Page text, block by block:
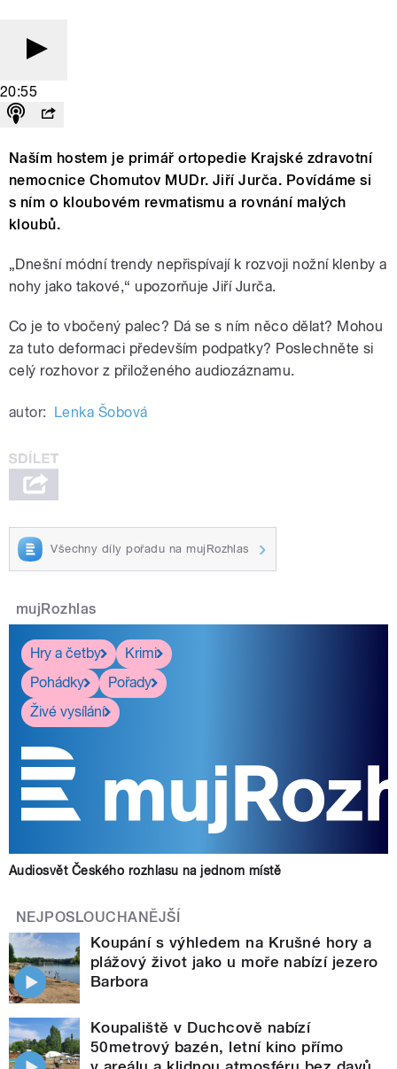
20:55
Naším hostem je primář ortopedie Krajské zdravotní
nemocnice Chomutov MUDr. Jiří Jurča. Povídáme si
s ním o kloubovém revmatismu a rovnání malých
kloubů.
„Dnešní módní trendy nepřispívají k rozvoji nožní klenby a
nohy jako takové,“ upozorňuje Jiří Jurča.
Co je to vbočený palec? Dá se s ním něco dělat? Mohou
za tuto deformaci především podpatky? Poslechněte si
celý rozhovor z přiloženého audiozáznamu.
autor: Lenka Šobová
Všechny díly pořadu na mujRozhlas
mujRozhlas
Hry a četby
Krimi
Pohádky
Pořady
Živé vysílání
Audiosvět Českého rozhlasu na jednom místě
NEJPOSLOUCHANĚJŠÍ
Koupání s výhledem na Krušné hory a
plážový život jako u moře nabízí jezero
Barbora
Koupaliště v Duchcově nabízí
50metrový bazén, letní kino přímo